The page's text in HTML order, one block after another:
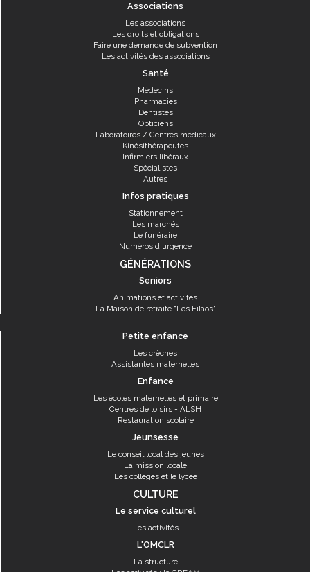
Associations
Les associations
Les droits et obligations
Faire une demande de subvention
Les activités des associations
Santé
Médecins
Pharmacies
Dentistes
Opticiens
Laboratoires / Centres médicaux
Kinésithérapeutes
Infirmiers libéraux
Spécialistes
Autres
Infos pratiques
Stationnement
Les marchés
Le funéraire
Numéros d'urgence
GÉNÉRATIONS
Seniors
Animations et activités
La Maison de retraite "Les Filaos"
Petite enfance
Les crèches
Assistantes maternelles
Enfance
Les écoles maternelles et primaire
Centres de loisirs - ALSH
Restauration scolaire
Jeunsesse
Le conseil local des jeunes
La mission locale
Les collèges et le lycée
CULTURE
Le service culturel
Les activités
L'OMCLR
La structure